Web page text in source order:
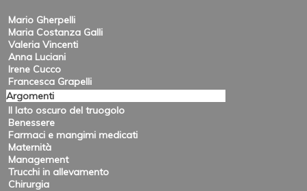
Mario Gherpelli
Maria Costanza Galli
Valeria Vincenti
Anna Luciani
Irene Cucco
Francesca Grapelli
Argomenti
Il lato oscuro del truogolo
Benessere
Farmaci e mangimi medicati
Maternità
Management
Trucchi in allevamento
Chirurgia